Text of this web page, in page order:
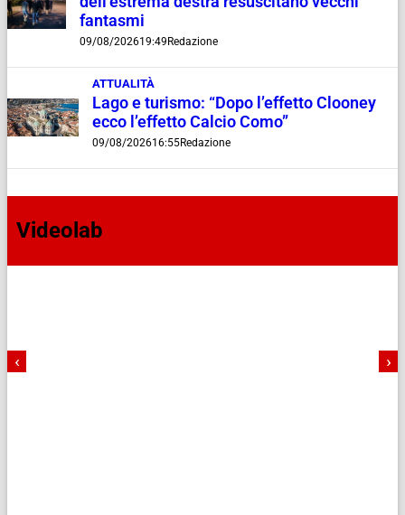
fantasmi
09/08/202619:49Redazione
ATTUALITÀ
Lago e turismo: “Dopo l’effetto Clooney
ecco l’effetto Calcio Como”
09/08/202616:55Redazione
Videolab
‹ ›